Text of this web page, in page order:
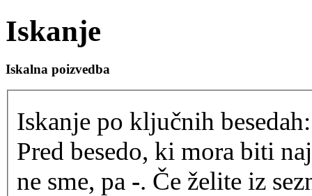
Iskanje
Iskalna poizvedba
Iskanje po ključnih besedah:
Pred besedo, ki mora biti
ne sme, pa -. Če želite iz